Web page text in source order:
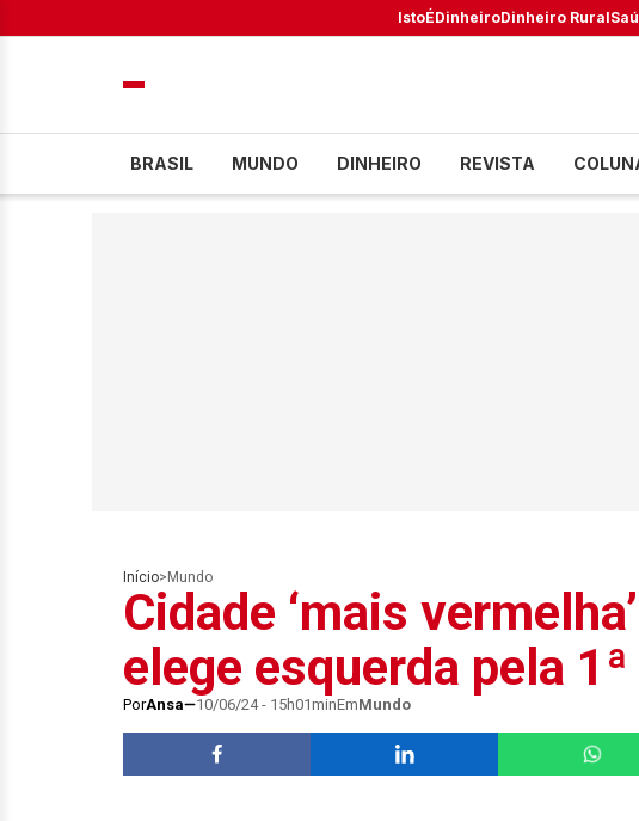
IstoÉDinheiroDinheiro Rural
BRASIL MUNDO DINHEIRO REVISTA
Início> Mundo
Cidade ‘mais
elege esquerda pela
PorAnsa 10/06/24 - 15h01minEmMundo